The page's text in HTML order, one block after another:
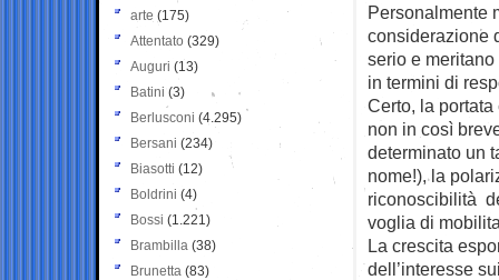
Personalmente
considerazione
serio e
in termini di
Certo, la
non in così
determinato un
nome!), la
riconoscibilità
voglia di
La crescita
dell’interesse
arte (175)
Attentato (329)
Auguri (13)
Batini (3)
Berlusconi (4.295)
Bersani (234)
Biasotti (12)
Boldrini (4)
Bossi (1.221)
Brambilla (38)
Brunetta (83)